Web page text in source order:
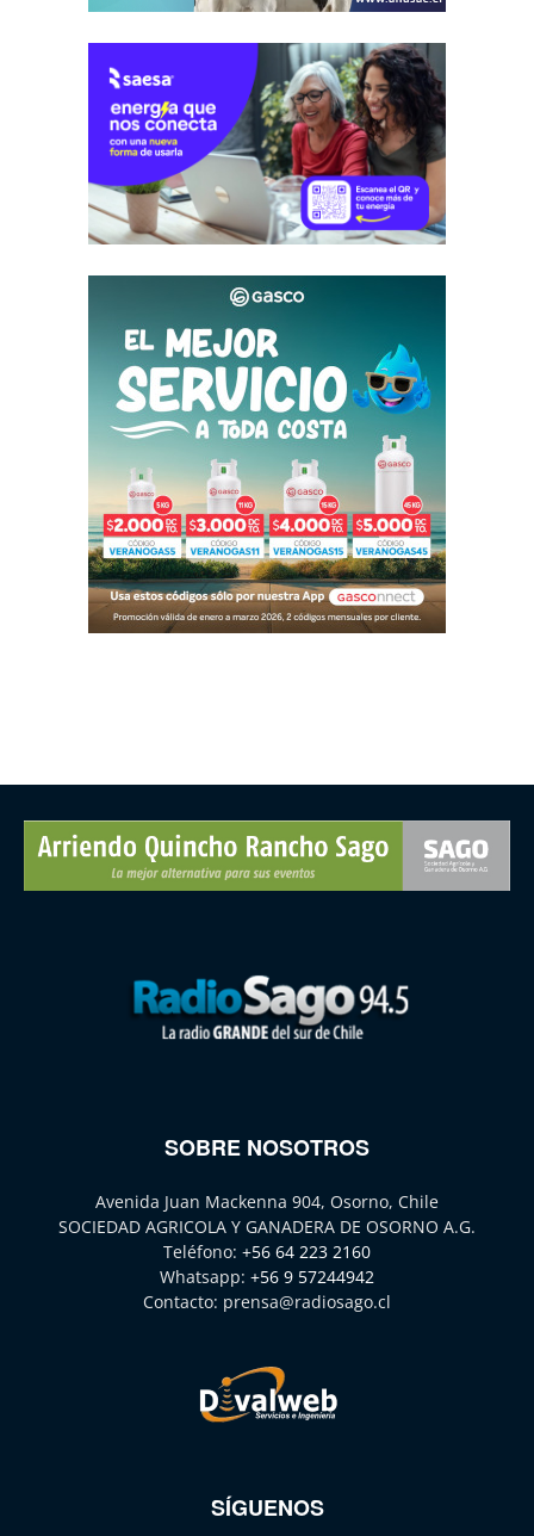
SOBRE NOSOTROS
Avenida Juan Mackenna 904, Osorno, Chile
SOCIEDAD AGRICOLA Y GANADERA DE OSORNO A.G.
Teléfono: +56 64 223 2160
Whatsapp: +56 9 57244942
Contacto: prensa@radiosago.cl
SÍGUENOS